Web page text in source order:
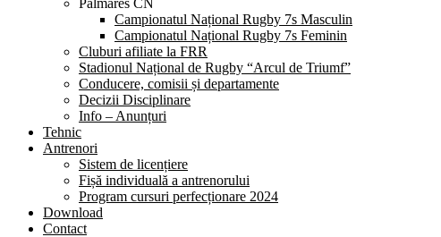
Palmares CN
Campionatul Național Rugby 7s Masculin
Campionatul Național Rugby 7s Feminin
Cluburi afiliate la FRR
Stadionul Național de Rugby “Arcul de Triumf”
Conducere, comisii și departamente
Decizii Disciplinare
Info – Anunțuri
Tehnic
Antrenori
Sistem de licențiere
Fișă individuală a antrenorului
Program cursuri perfecționare 2024
Download
Contact